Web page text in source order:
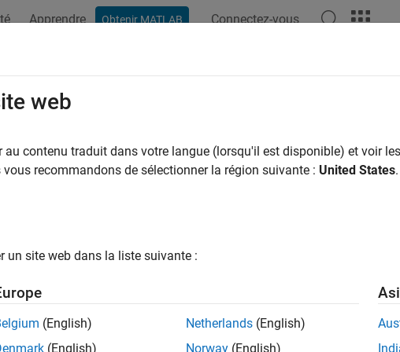
Apprendre Obtenir MATLAB Connectez-vous
the attributes of a run-time parameter
that represents an block.
web
au contenu traduit dans votre langue (lorsqu'il est disponible) et voir
vous recommandons de sélectionner la région suivante : United States.
un site web dans la liste suivante :
(English)
(English)
Netherlands (English)
Norway (English)